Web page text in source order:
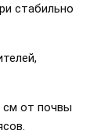
стабильно
см от почвы